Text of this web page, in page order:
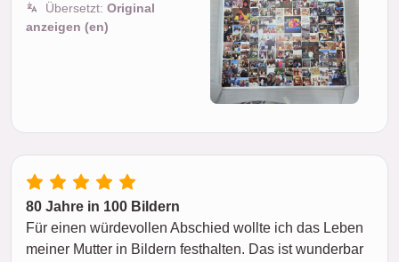
Übersetzt: Original
anzeigen (en)
80 Jahre in 100 Bildern
Für einen würdevollen Abschied wollte ich das Leben
meiner Mutter in Bildern festhalten. Das ist wunderbar